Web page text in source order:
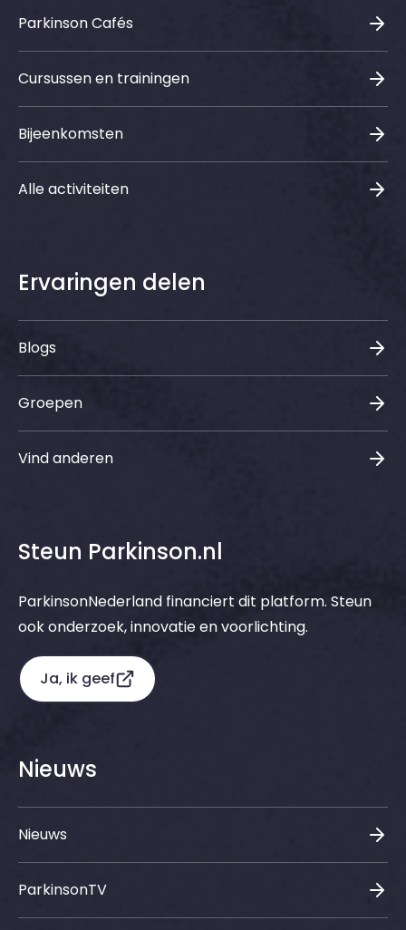
Parkinson Cafés
Cursussen en trainingen
Bijeenkomsten
Alle activiteiten
Ervaringen delen
Blogs
Groepen
Vind anderen
Steun Parkinson.nl
ParkinsonNederland financiert dit platform. Steun
ook onderzoek, innovatie en voorlichting.
Ja, ik geef
Nieuws
Nieuws
ParkinsonTV